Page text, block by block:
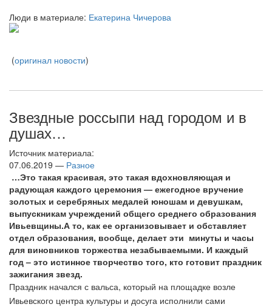
Люди в материале: Екатерина Чичерова
(оригинал новости)
Звездные россыпи над городом и в
душах…
Источник материала:
07.06.2019 — Разное
…Это такая красивая, это такая вдохновляющая и
радующая каждого церемония — ежегодное вручение
золотых и серебряных медалей юношам и девушкам,
выпускникам учреждений общего среднего образования
Ивьевщины.А то, как ее организовывает и обставляет
отдел образования, вообще, делает эти минуты и часы
для виновников торжества незабываемыми. И каждый
год – это истинное творчество того, кто готовит праздник
зажигания звезд.
Праздник начался с вальса, который на площадке возле
Ивьевского центра культуры и досуга исполнили сами